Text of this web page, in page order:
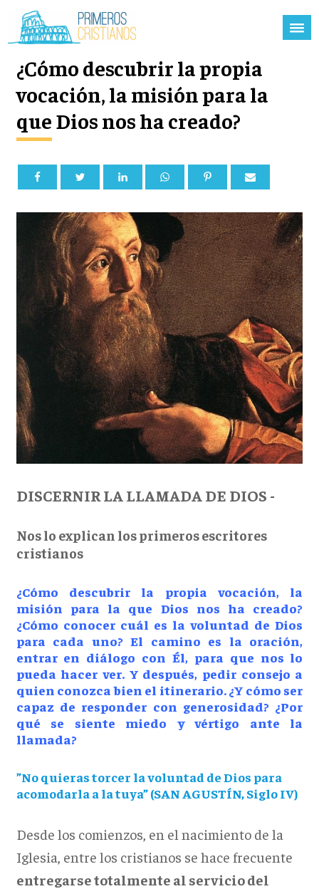
¿Cómo descubrir la propia
vocación, la misión para la
que Dios nos ha creado?
DISCERNIR LA LLAMADA DE DIOS -
Nos lo explican los primeros escritores
cristianos
¿Cómo descubrir la propia vocación, la
misión para la que Dios nos ha creado?
¿Cómo conocer cuál es la voluntad de Dios
para cada uno? El camino es la oración,
entrar en diálogo con Él, para que nos lo
pueda hacer ver. Y después, pedir consejo a
quien conozca bien el itinerario. ¿Y cómo ser
capaz de responder con generosidad? ¿Por
qué se siente miedo y vértigo ante la
llamada?
”No quieras torcer la voluntad de Dios para
acomodarla a la tuya” (SAN AGUSTÍN, Siglo IV)
Desde los comienzos, en el nacimiento de la
Iglesia, entre los cristianos se hace frecuente
entregarse totalmente al servicio del